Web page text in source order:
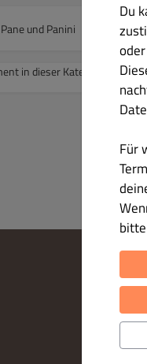
Pane und Panini Pizza
in dieser Kategorie
Impressum
Du
Für